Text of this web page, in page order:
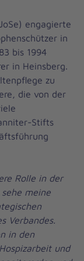
engagierte
in
bis 1994
in Heinsberg.
zu
die von der
Stifts
Rolle in der
meine
Verbandes.
in den
und